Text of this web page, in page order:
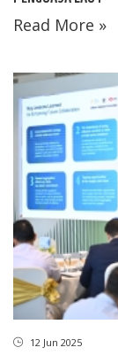
Read More »
12 Jun 2025